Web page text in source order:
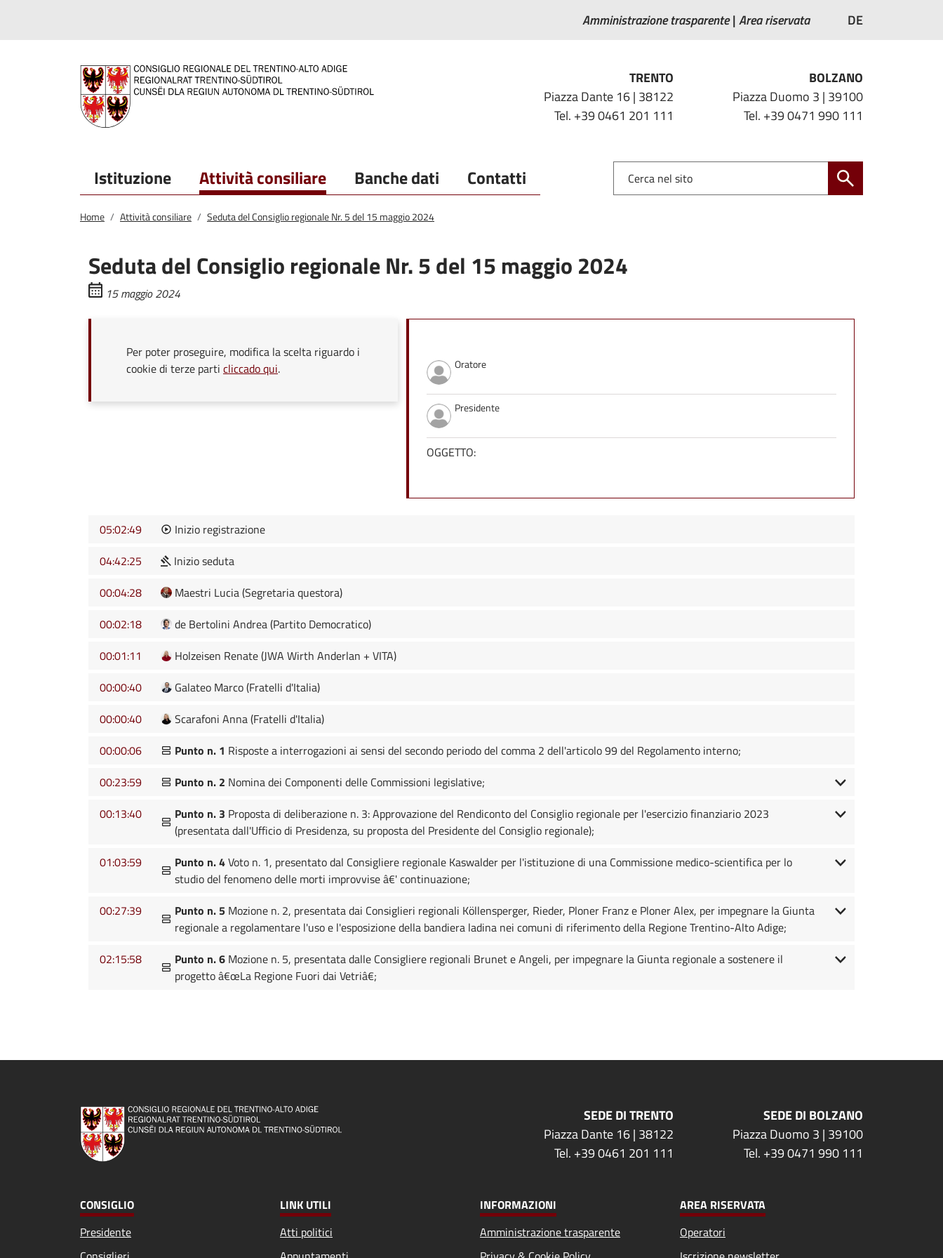
Amministrazione trasparente Area riservata DE
TRENTO
Piazza Dante 16 | 38122
Tel. +39 0461 201 111
BOLZANO
Piazza Duomo 3 | 39100
Tel. +39 0471 990 111
Istituzione Attività consiliare Banche dati Contatti
Home Attività consiliare Seduta del Consiglio regionale Nr. 5 del 15 maggio 2024
Seduta del Consiglio regionale Nr. 5 del 15 maggio 2024
15 maggio 2024
Per poter proseguire, modifica la scelta riguardo i
cookie di terze parti cliccado qui. Oratore
Presidente
OGGETTO:
05:02:49
Inizio registrazione
04:42:25
Inizio seduta
00:04:28
Maestri Lucia (Segretaria questora)
00:02:18
de Bertolini Andrea (Partito Democratico)
00:01:11
Holzeisen Renate (JWA Wirth Anderlan + VITA)
00:00:40
Galateo Marco (Fratelli d'Italia)
00:00:40
Scarafoni Anna (Fratelli d'Italia)
00:00:06
Punto n. 1 Risposte a interrogazioni ai sensi del secondo periodo del comma 2 dell'articolo 99 del Regolamento interno;
00:23:59
Punto n. 2 Nomina dei Componenti delle Commissioni legislative;
00:13:40
Punto n. 3 Proposta di deliberazione n. 3: Approvazione del Rendiconto del Consiglio regionale per l'esercizio finanziario 2023
(presentata dall'Ufficio di Presidenza, su proposta del Presidente del Consiglio regionale);
01:03:59
Punto n. 4Voto n. 1, presentato dal Consigliere regionale Kaswalder per l'istituzione di una Commissione medico-scientifica per lo
studio del fenomeno delle morti improvvise â€' continuazione;
00:27:39
Punto n. 5 Mozione n. 2, presentata dai Consiglieri regionali Köllensperger, Rieder, Ploner Franz e Ploner Alex, per impegnare la Giunta
regionale a regolamentare l'uso e l'esposizione della bandiera ladina nei comuni di riferimento della Regione Trentino-Alto Adige;
02:15:58
Punto n. 6 Mozione n. 5, presentata dalle Consigliere regionali Brunet e Angeli, per impegnare la Giunta regionale a sostenere il
progetto â€œLa Regione Fuori dai Vetriâ€;
SEDE DI TRENTO
Piazza Dante 16 | 38122
Tel. +39 0461 201 111
SEDE DI BOLZANO
Piazza Duomo 3 | 39100
Tel. +39 0471 990 111
CONSIGLIO
Presidente
LINK UTILI
Atti politici
INFORMAZIONI
Amministrazione trasparente
AREA RISERVATA
Operatori